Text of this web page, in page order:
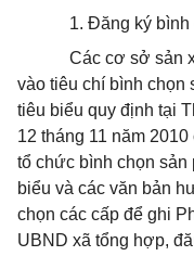
1. Đăng ký bình
Các cơ sở sản
vào tiêu chí bình chọn
tiêu biểu quy định tại
12 tháng 11 năm
tổ chức bình chọn sản
biểu và các văn bản
chọn các cấp để ghi
UBND xã tổng hợp,